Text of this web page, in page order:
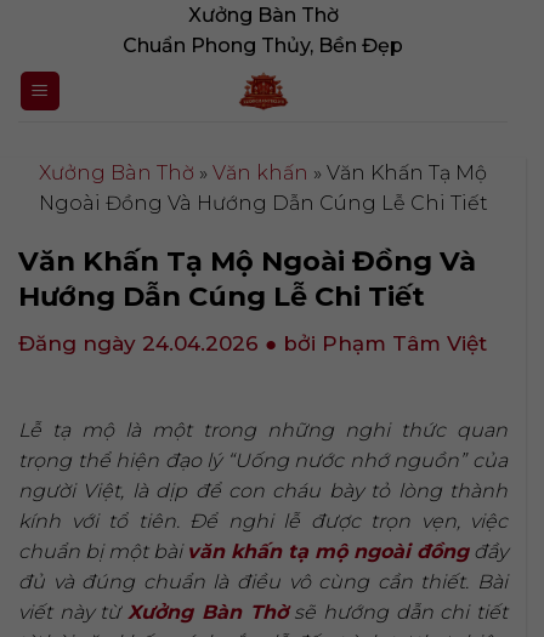
nội
dung
Xưởng Bàn Thờ
Chuẩn Phong Thủy, Bền Đẹp
Xưởng Bàn Thờ » Văn khấn » Văn Khấn Tạ Mộ
Ngoài Đồng Và Hướng Dẫn Cúng Lễ Chi Tiết
Văn Khấn Tạ Mộ Ngoài Đồng Và
Hướng Dẫn Cúng Lễ Chi Tiết
Đăng ngày 24.04.2026 ● bởi Phạm Tâm Việt
Lễ tạ mộ là một trong những nghi thức quan
trọng thể hiện đạo lý “Uống nước nhớ nguồn” của
người Việt, là dịp để con cháu bày tỏ lòng thành
kính với tổ tiên. Để nghi lễ được trọn vẹn, việc
chuẩn bị một bài văn khấn tạ mộ ngoài đồngđầy
đủ và đúng chuẩn là điều vô cùng cần thiết. Bài
viết này từ Xưởng Bàn Thờsẽ hướng dẫn chi tiết